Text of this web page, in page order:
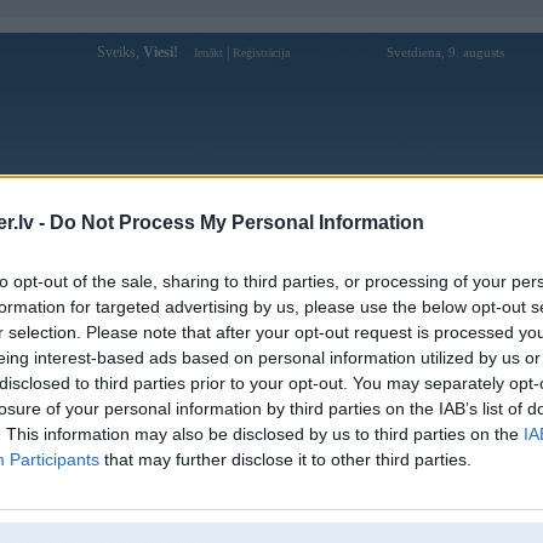
- Do Not Process My Personal Information
opt-out of the sale, sharing to third parties, or processing of your
for targeted advertising by us, please use the below opt-out
selection. Please note that after your opt-out request is processed
interest-based ads based on personal information utilized by us
to third parties prior to your opt-out. You may separately
of your personal information by third parties on the IAB’s list of
This information may also be disclosed by us to third parties on the
Participants that may further disclose it to other third parties.
Sveiks, Viesi! Ienākt Reģistrācija Svetdiena, 9. augusts
Forums Galerijas Reģistrācija Lietotāji
Lietotāja ww88comworld profils
Pēdējo reizi manīts: 12. Mar 2025, 20:04
Lietotājvārds:
ww88comworld
Ziņojumi forumā:
0
[Pēdējie ziņojumi forumā]